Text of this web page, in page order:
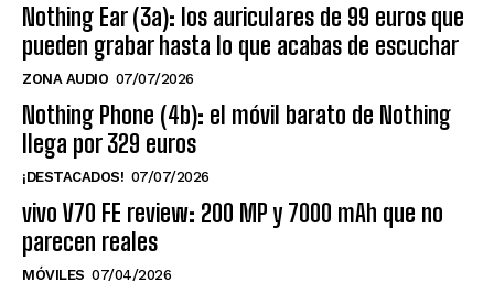
Nothing Ear (3a): los auriculares de 99 euros que
pueden grabar hasta lo que acabas de escuchar
ZONA AUDIO 07/07/2026
Nothing Phone (4b): el móvil barato de Nothing
llega por 329 euros
¡DESTACADOS! 07/07/2026
vivo V70 FE review: 200 MP y 7000 mAh que no
parecen reales
MÓVILES 07/04/2026